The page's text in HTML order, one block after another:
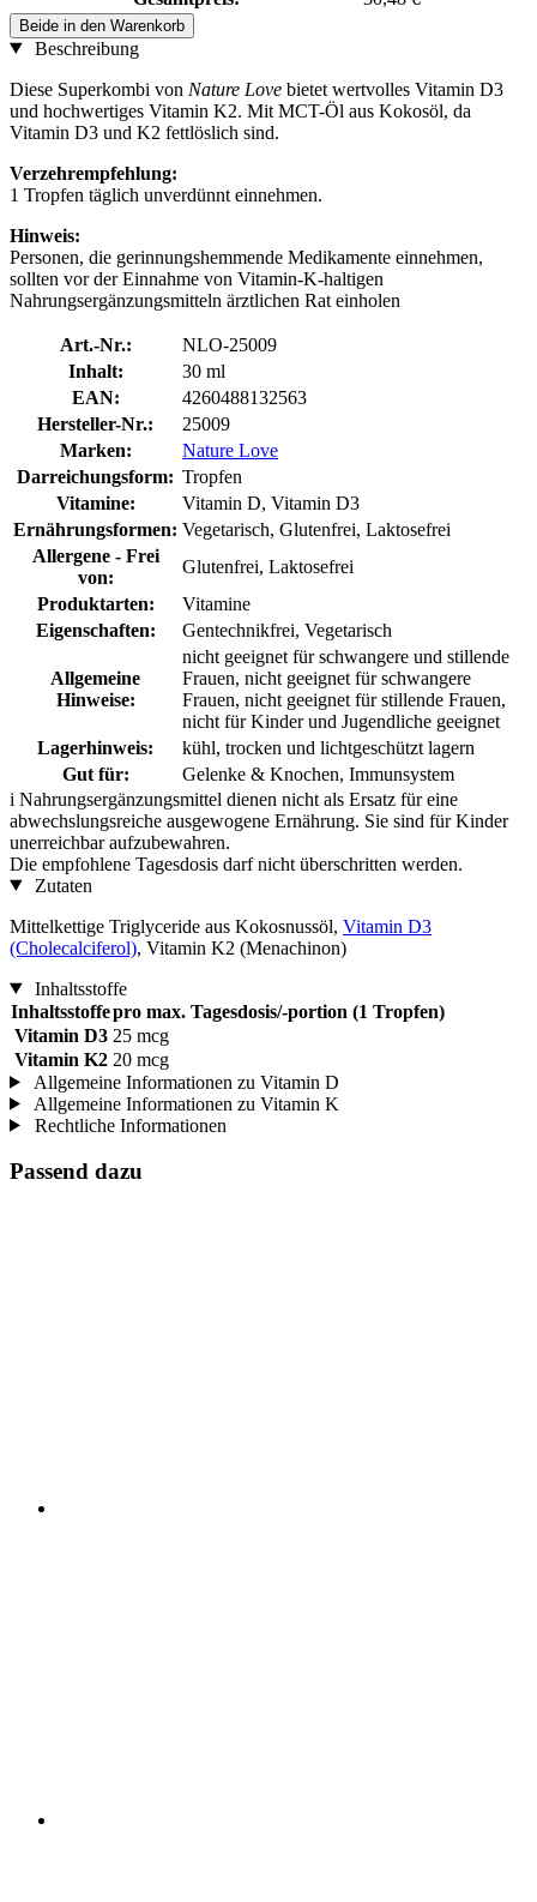
Beide in den Warenkorb
Beschreibung
Diese Superkombi von Nature Love bietet wertvolles Vitamin D3
und hochwertiges Vitamin K2. Mit MCT-Öl aus Kokosöl, da
Vitamin D3 und K2 fettlöslich sind.
Verzehrempfehlung:
1 Tropfen täglich unverdünnt einnehmen.
Hinweis:
Personen, die gerinnungshemmende Medikamente einnehmen,
sollten vor der Einnahme von Vitamin-K-haltigen
Nahrungsergänzungsmitteln ärztlichen Rat einholen
Art.-Nr.:
NLO-25009
Inhalt:
30 ml
EAN:
4260488132563
Hersteller-Nr.:
25009
Marken:
Nature Love
Darreichungsform: Tropfen
Vitamine:
Vitamin D, Vitamin D3
Ernährungsformen: Vegetarisch, Glutenfrei, Laktosefrei
Allergene - Frei
von:
Glutenfrei, Laktosefrei
Produktarten:
Vitamine
Eigenschaften:
Gentechnikfrei, Vegetarisch
Allgemeine
Hinweise:
nicht geeignet für schwangere und stillende
Frauen, nicht geeignet für schwangere
Frauen, nicht geeignet für stillende Frauen,
nicht für Kinder und Jugendliche geeignet
Lagerhinweis:
kühl, trocken und lichtgeschützt lagern
Gut für:
Gelenke & Knochen, Immunsystem
i Nahrungsergänzungsmittel dienen nicht als Ersatz für eine
abwechslungsreiche ausgewogene Ernährung. Sie sind für Kinder
unerreichbar aufzubewahren.
Die empfohlene Tagesdosis darf nicht überschritten werden.
Zutaten
Mittelkettige Triglyceride aus Kokosnussöl, Vitamin D3
(Cholecalciferol), Vitamin K2 (Menachinon)
Inhaltsstoffe
Inhaltsstoffepro max. Tagesdosis/-portion (1 Tropfen)
Vitamin D3 25 mcg
Vitamin K2 20 mcg
Allgemeine Informationen zu Vitamin D
Allgemeine Informationen zu Vitamin K
Rechtliche Informationen
Passend dazu